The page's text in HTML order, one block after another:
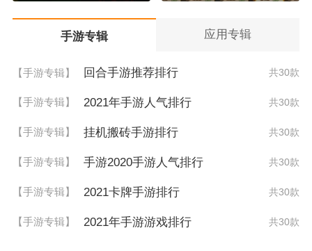
手游专辑 应用专辑
【手游专辑】 回合手游推荐排行 共30款
【手游专辑】 2021年手游人气排行 共30款
【手游专辑】 挂机搬砖手游排行 共30款
【手游专辑】 手游2020手游人气排行 共30款
【手游专辑】 2021卡牌手游排行 共30款
【手游专辑】 2021年手游游戏排行 共30款